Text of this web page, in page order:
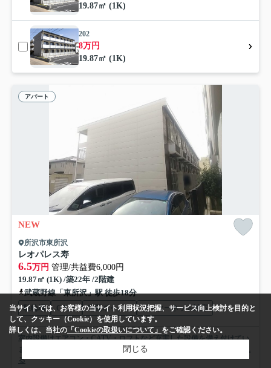
19.87㎡ (1K)
202
8万円
19.87㎡ (1K)
アパート
NEW
所沢市東所沢
レオパレス寿
6.5万円 管理/共益費6,000円
19.87㎡ (1K) /築22年 /2階建
武蔵野線「東所沢」駅 徒歩18分
駐輪場 CATV 宅配ボックス インターネット対応
室内設備はエアコン・CATV・ロフトなど充実した設備を備え付けてい
ます。バストイレ別の物件です。ネットの回線を導入してい...
る
当サイトでは、お客様の当サイト利用状況把握、サービス向上検討を目的と
して、クッキー（Cookie）を使用しています。
詳しくは、当社の 「Cookieの取扱いについて」 をご確認ください。
閉じる